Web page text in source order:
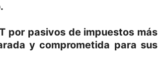
por pasivos de impuestos más
y comprometida para sus